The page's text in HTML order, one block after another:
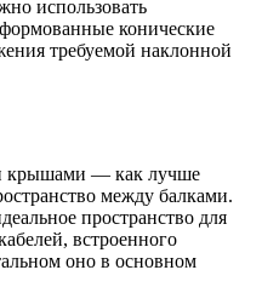
использовать
конические
требуемой наклонной
крышами — как лучше
между балками.
пространство для
встроенного
оно в основном